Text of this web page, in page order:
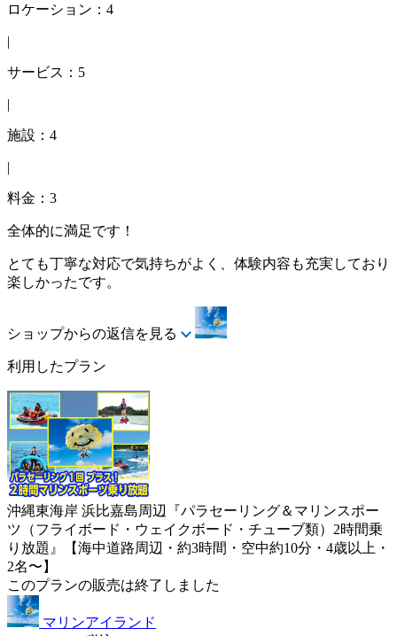
ロケーション：4
|
サービス：5
|
施設：4
|
料金：3
全体的に満足です！
とても丁寧な対応で気持ちがよく、体験内容も充実しており
楽しかったです。
ショップからの返信を見る
利用したプラン
沖縄東海岸 浜比嘉島周辺『パラセーリング＆マリンスポー
ツ（フライボード・ウェイクボード・チューブ類）2時間乗
り放題』【海中道路周辺・約3時間・空中約10分・4歳以上・
2名〜】
このプランの販売は終了しました
マリンアイランド